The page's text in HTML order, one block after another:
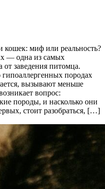
кошек: миф или реальность?
— одна из самых
от заведения питомца.
породах
вызывают меньше
вопрос:
породы, и насколько они
стоит разобраться, […]